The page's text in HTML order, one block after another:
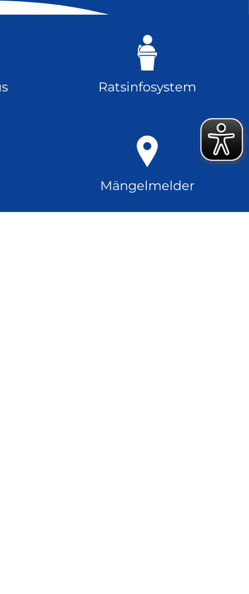
Ratsinfosystem
Mängelmelder